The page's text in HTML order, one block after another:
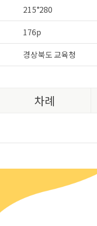
215*280
176p
경상북도 교육청
차례